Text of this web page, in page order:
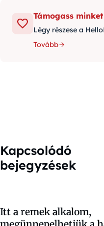
Támogass minket
Légy részese a
Tovább
Kapcsolódó
bejegyzések
Itt a remek alkalom,